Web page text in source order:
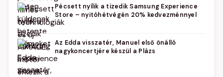
Pécsett nyílik a tizedik Samsung Experience
Store – nyitóhétvégén 20% kedvezménnyel
Az Edda visszatér, Manuel első önálló
nagykoncertjére készül a Plázs